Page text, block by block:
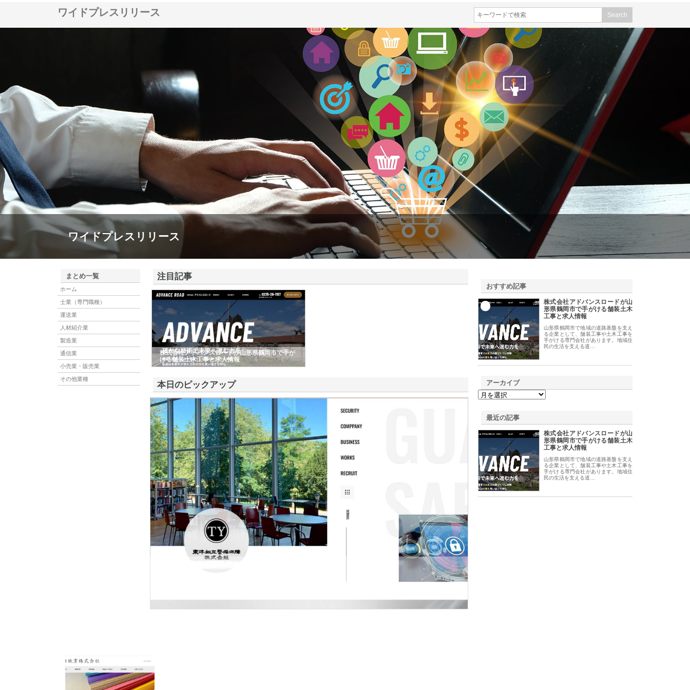
ワイドプレスリリース
ワイドプレスリリース
まとめ一覧
ホーム
士業（専門職種）
運送業
人材紹介業
製造業
通信業
小売業・販売業
その他業種
注目記事
株式会社アドバンスロードが山形県鶴岡市で手が
ける舗装土木工事と求人情報
本日のピックアップ
おすすめ記事
株式会社アドバンスロードが山
形県鶴岡市で手がける舗装土木
工事と求人情報
山形県鶴岡市で地域の道路基盤を支え
る企業として、舗装工事や土木工事を
手がける専門会社があります。地域住
民の生活を支える道…
アーカイブ
最近の記事
株式会社アドバンスロードが山
形県鶴岡市で手がける舗装土木
工事と求人情報
山形県鶴岡市で地域の道路基盤を支え
る企業として、舗装工事や土木工事を
手がける専門会社があります。地域住
民の生活を支える道…